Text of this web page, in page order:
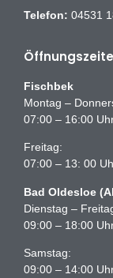
Telefon: 04531
Fischbek
Montag –
07:00 – 16:00
Freitag:
07:00 – 13: 00
Bad Oldesloe
Dienstag –
09:00 – 18:00
Samstag:
09:00 – 14:00